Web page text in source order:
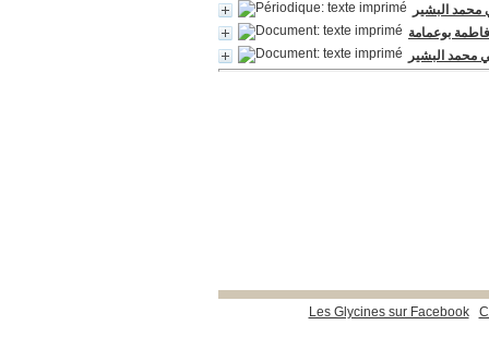
محمد البشير
بوعمامة
محمد البشير
Les Glycines sur Facebook